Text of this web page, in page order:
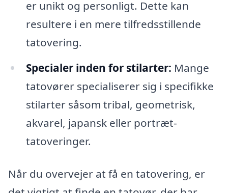
er unikt og personligt. Dette kan
resultere i en mere tilfredsstillende
tatovering.
Specialer inden for stilarter: Mange
tatovører specialiserer sig i specifikke
stilarter såsom tribal, geometrisk,
akvarel, japansk eller portræt-
tatoveringer.
Når du overvejer at få en tatovering, er